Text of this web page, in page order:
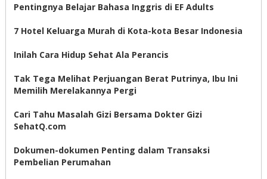
Pentingnya Belajar Bahasa Inggris di EF Adults
7 Hotel Keluarga Murah di Kota-kota Besar Indonesia
Inilah Cara Hidup Sehat Ala Perancis
Tak Tega Melihat Perjuangan Berat Putrinya, Ibu Ini
Memilih Merelakannya Pergi
Cari Tahu Masalah Gizi Bersama Dokter Gizi
SehatQ.com
Dokumen-dokumen Penting dalam Transaksi
Pembelian Perumahan